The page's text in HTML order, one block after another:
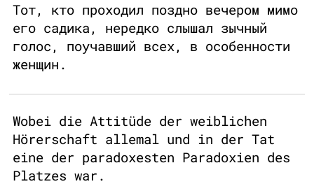
Тот, кто проходил поздно вечером мимо
его садика, нередко слышал зычный
голос, поучавший всех, в особенности
женщин.
Wobei die Attitüde der weiblichen
Hörerschaft allemal und in der Tat
eine der paradoxesten Paradoxien des
Platzes war.